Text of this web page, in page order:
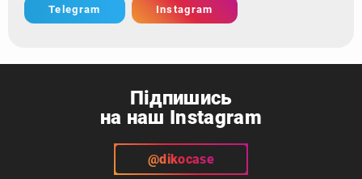
Telegram Instagram
Підпишись
на наш Instagram
@dikocase